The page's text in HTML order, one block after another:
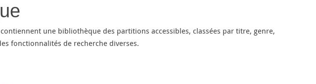
une bibliothèque des partitions accessibles, classées par titre, genre,
fonctionnalités de recherche diverses.